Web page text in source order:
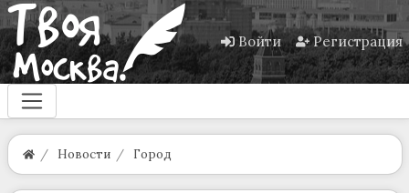
Войти Регистрация
Новости Город